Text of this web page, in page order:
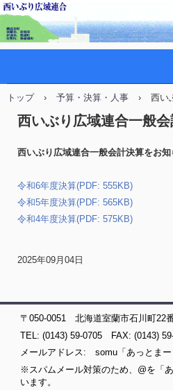
トップ › 予算・決算・人事 › 西い
西いぶり広域連合一般
西いぶり広域連合一般会計決算をお知
令和6年度決算(PDF: 555KB)
令和5年度決算(PDF: 565KB)
令和4年度決算(PDF: 575KB)
2025年09月04日
〒050-0051 北海道室蘭市石川町22
TEL: (0143) 59-0705 FAX: (0143)
メールアドレス: somu「あっとま
※スパムメール対策のため、@を「
います。